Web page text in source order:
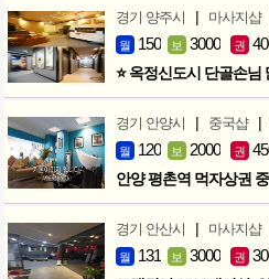
경기 양주시 | 마사지샵
월 150 보 3000 권
⭐ 옥정신도시 단골손님
경기 안양시 | 중국샵 |
월 120 보 2000 권
경기 안산시 | 마사지샵
월 131 보 3000 권